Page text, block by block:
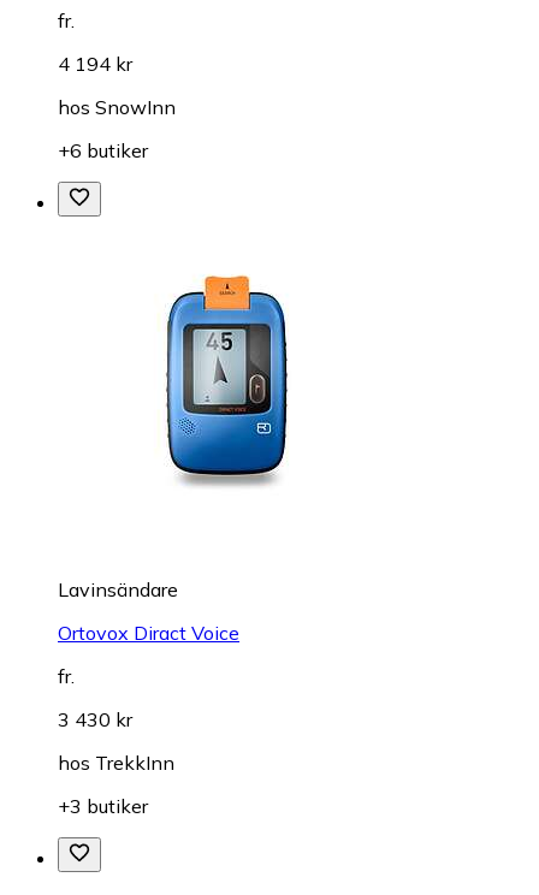
fr.
4 194 kr
hos SnowInn
+6 butiker
Lavinsändare
Ortovox Diract Voice
fr.
3 430 kr
hos TrekkInn
+3 butiker